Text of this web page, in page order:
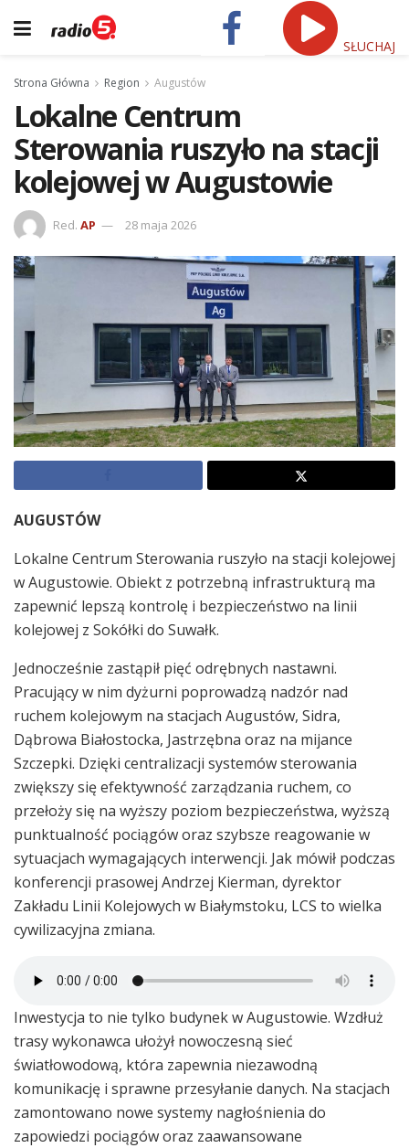
SŁUCHAJ
Strona Główna Region Augustów
Lokalne Centrum
Sterowania ruszyło na stacji
kolejowej w Augustowie
Red. AP 28 maja 2026
AUGUSTÓW
Lokalne Centrum Sterowania ruszyło na stacji kolejowej
w Augustowie. Obiekt z potrzebną infrastrukturą ma
zapewnić lepszą kontrolę i bezpieczeństwo na linii
kolejowej z Sokółki do Suwałk.
Jednocześnie zastąpił pięć odrębnych nastawni.
Pracujący w nim dyżurni poprowadzą nadzór nad
ruchem kolejowym na stacjach Augustów, Sidra,
Dąbrowa Białostocka, Jastrzębna oraz na mijance
Szczepki. Dzięki centralizacji systemów sterowania
zwiększy się efektywność zarządzania ruchem, co
przełoży się na wyższy poziom bezpieczeństwa, wyższą
punktualność pociągów oraz szybsze reagowanie w
sytuacjach wymagających interwencji. Jak mówił podczas
konferencji prasowej Andrzej Kierman, dyrektor
Zakładu Linii Kolejowych w Białymstoku, LCS to wielka
cywilizacyjna zmiana.
Inwestycja to nie tylko budynek w Augustowie. Wzdłuż
trasy wykonawca ułożył nowoczesną sieć
światłowodową, która zapewnia niezawodną
komunikację i sprawne przesyłanie danych. Na stacjach
zamontowano nowe systemy nagłośnienia do
zapowiedzi pociągów oraz zaawansowane